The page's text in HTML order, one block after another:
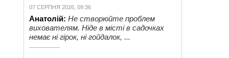
07 СЕРПНЯ 2026, 09:36
Анатолій: Не створюйте проблем
вихователям. Ніде в місті в садочках
немає ні гірок, ні гойдалок, ...